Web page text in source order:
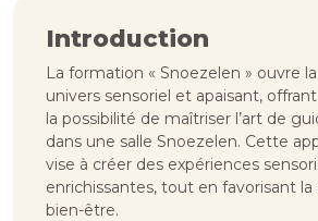
Introduction
La formation « Snoezelen » ouvre
univers sensoriel et apaisant,
la possibilité de maîtriser l’art de
dans une salle Snoezelen. Cette
vise à créer des expériences
enrichissantes, tout en favorisant
bien-être.